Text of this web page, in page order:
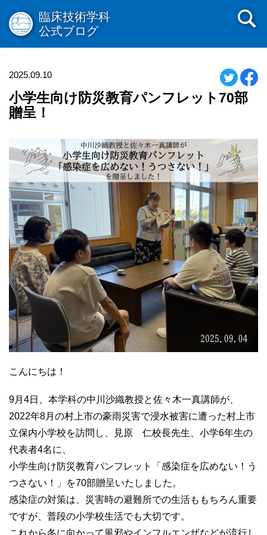
臨床技術学科
公式ブログ
2025.09.10
小学生向け防災教育パンフレット70部
贈呈！
こんにちは！
9月4日、本学科の中川沙織教授と佐々木一真講師が、
2022年8月の村上市の豪雨災害で浸水被害に遭った村上市
立保内小学校を訪問し、見原 仁校長先生、小学6年生の
代表者4名に、
小学生向け防災教育パンフレット「感染症を広めない！う
つさない！」を70部贈呈いたしました。
感染症の対策は、災害時の避難所での生活ももちろん重要
ですが、普段の小学校生活でも大切です。
これから冬に向かって風邪やインフルエンザなどが流行し